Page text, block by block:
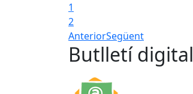
1
2
AnteriorSegüent
Butlletí digital